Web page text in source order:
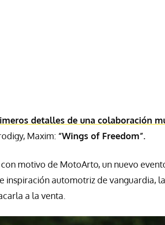
detalles de una colaboración
Maxim: “Wings of Freedom”.
motivo de MotoArto, un nuevo
inspiración automotriz de vanguardia,
a la venta.